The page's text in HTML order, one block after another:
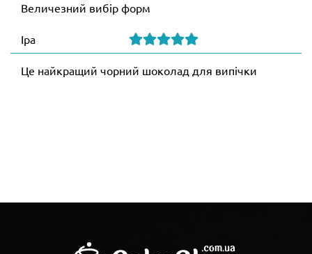
Величезний вибір форм
Іра
Це найкращий чорний шоколад для випічки